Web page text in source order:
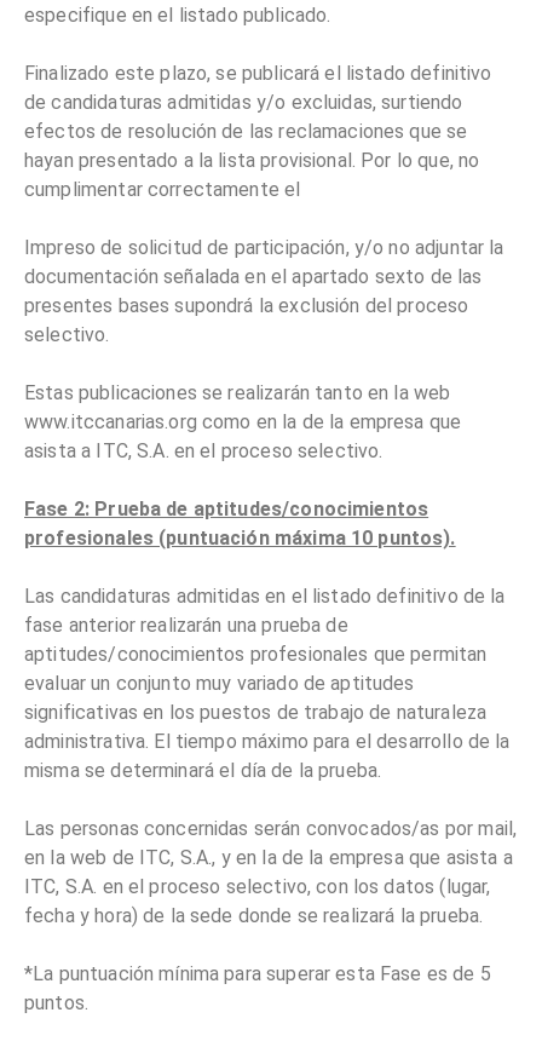
especifique en el listado publicado.
Finalizado este plazo, se publicará el listado definitivo
de candidaturas admitidas y/o excluidas, surtiendo
efectos de resolución de las reclamaciones que se
hayan presentado a la lista provisional. Por lo que, no
cumplimentar correctamente el
Impreso de solicitud de participación, y/o no adjuntar la
documentación señalada en el apartado sexto de las
presentes bases supondrá la exclusión del proceso
selectivo.
Estas publicaciones se realizarán tanto en la web
www.itccanarias.org como en la de la empresa que
asista a ITC, S.A. en el proceso selectivo.
Fase 2: Prueba de aptitudes/conocimientos
profesionales (puntuación máxima 10 puntos).
Las candidaturas admitidas en el listado definitivo de la
fase anterior realizarán una prueba de
aptitudes/conocimientos profesionales que permitan
evaluar un conjunto muy variado de aptitudes
significativas en los puestos de trabajo de naturaleza
administrativa. El tiempo máximo para el desarrollo de la
misma se determinará el día de la prueba.
Las personas concernidas serán convocados/as por mail,
en la web de ITC, S.A., y en la de la empresa que asista a
ITC, S.A. en el proceso selectivo, con los datos (lugar,
fecha y hora) de la sede donde se realizará la prueba.
*La puntuación mínima para superar esta Fase es de 5
puntos.